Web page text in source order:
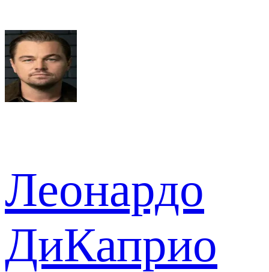
Леонардо
ДиКаприо